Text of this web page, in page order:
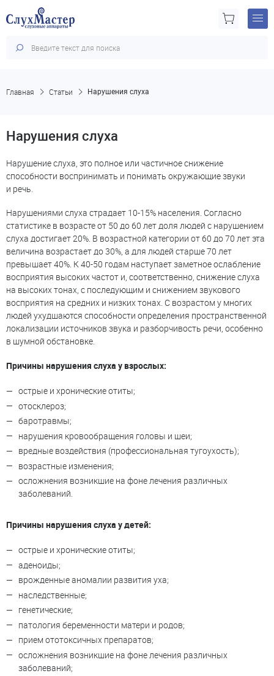
Главная Статьи Нарушения слуха
Нарушения слуха
Нарушение слуха, это полное или частичное снижение
способности воспринимать и понимать окружающие звуки
и речь.
Нарушениями слуха страдает 10-15% населения. Согласно
статистике в возрасте от 50 до 60 лет доля людей с нарушением
слуха достигает 20%. В возрастной категории от 60 до 70 лет эта
величина возрастает до 30%, а для людей старше 70 лет
превышает 40%. К 40-50 годам наступает заметное ослабление
восприятия высоких частот и, соответственно, снижение слуха
на высоких тонах, с последующим и снижением звукового
восприятия на средних и низких тонах. С возрастом у многих
людей ухудшаются способности определения пространственной
локализации источников звука и разборчивость речи, особенно
в шумной обстановке.
Причины нарушения слуха у взрослых:
острые и хронические отиты;
отосклероз;
баротравмы;
нарушения кровообращения головы и шеи;
вредные воздействия (профессиональная тугоухость);
возрастные изменения;
осложнения возникшие на фоне лечения различных
заболеваний.
Причины нарушения слуха у детей:
острые и хронические отиты;
аденоиды;
врожденные аномалии развития уха;
наследственные;
генетические;
патология беременности матери и родов;
прием ототоксичных препаратов;
осложнения возникшие на фоне лечения различных
заболеваний;